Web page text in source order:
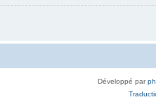
Développé par